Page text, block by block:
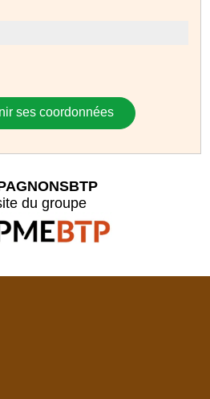
ses coordonnées
du groupe